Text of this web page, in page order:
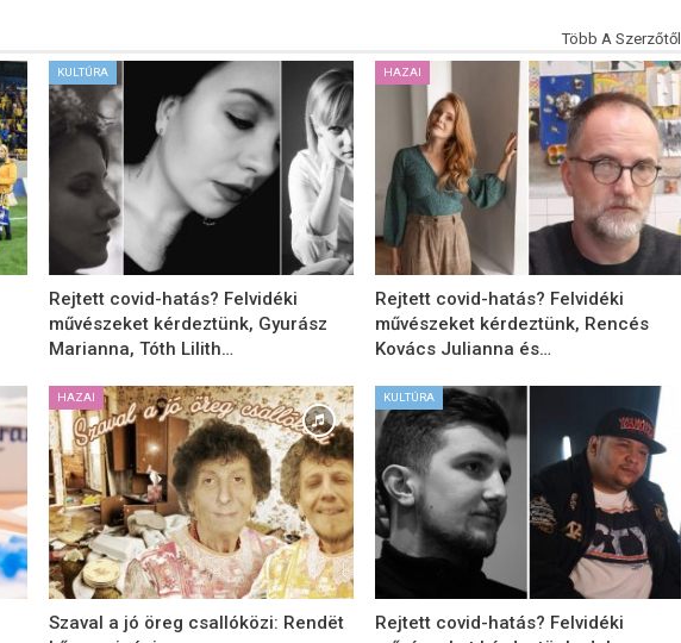
Több A Szerzőtől
KULTÚRA
Rejtett covid-hatás? Felvidéki
művészeket kérdeztünk, Gyurász
Marianna, Tóth Lilith…
HAZAI
Rejtett covid-hatás? Felvidéki
művészeket kérdeztünk, Rencés
Kovács Julianna és…
HAZAI
Szaval a jó öreg csallóközi: Rendët
KULTÚRA
Rejtett covid-hatás? Felvidéki